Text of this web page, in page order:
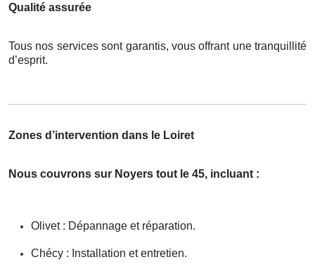
Qualité assurée
Tous nos services sont garantis, vous offrant une tranquillité
d’esprit.
Zones d’intervention dans le Loiret
Nous couvrons sur Noyers tout le 45, incluant :
Olivet : Dépannage et réparation.
Chécy : Installation et entretien.